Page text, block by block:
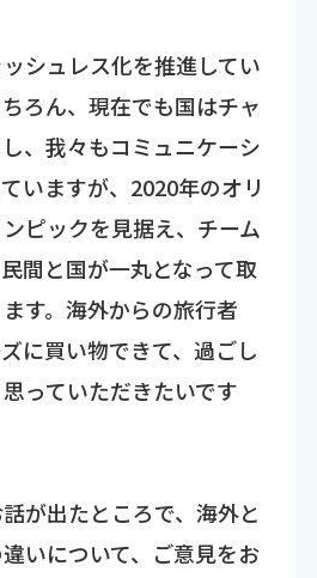
シュレス化を推進してい
ろん、現在でも国はチャ
、我々もコミュニケーシ
いますが、2020年のオリ
ピックを見据え、チーム
間と国が一丸となって取
す。海外からの旅行者
に買い物できて、過ごし
っていただきたいです
話が出たところで、海外と
いについて、ご意見をお